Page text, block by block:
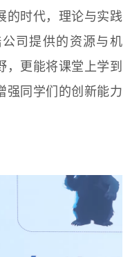
的时代，理论与实践
司提供的资源与机
，更能将课堂上学到
强同学们的创新能力